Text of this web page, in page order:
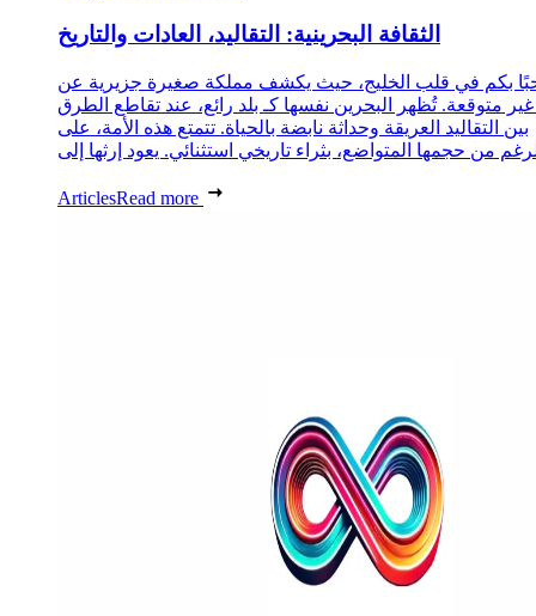
الثقافة البحرينية: التقاليد، العادات والتاريخ
بكم في قلب الخليج، حيث يكشف مملكة صغيرة جزيرية عن
متوقعة. تُظهر البحرين نفسها كـ بلد رائع، عند تقاطع الطرق
بين التقاليد العريقة وحداثة نابضة بالحياة. تتمتع هذه الأمة، على
ArticlesRead more